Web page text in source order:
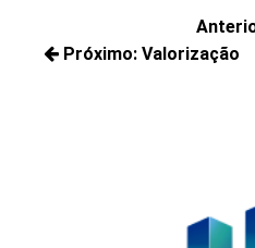
Navegação
dePróximo: Valorização